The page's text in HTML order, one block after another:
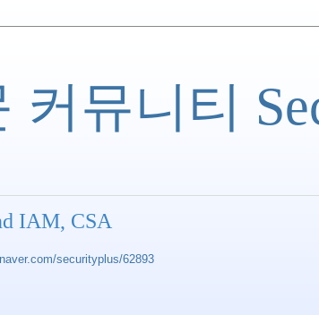
뮤니티
IAM, CSA
securityplus/62893